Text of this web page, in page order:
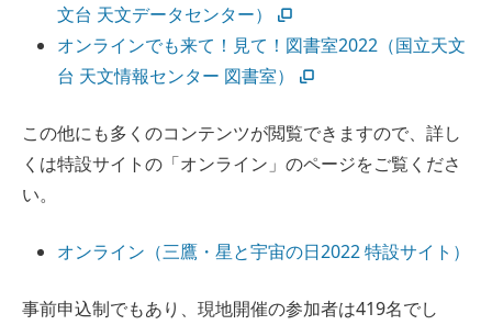
文台 天文データセンター）
オンラインでも来て！見て！図書室2022（国立天文
台 天文情報センター 図書室）
この他にも多くのコンテンツが閲覧できますので、詳し
くは特設サイトの「オンライン」のページをご覧くださ
い。
オンライン（三鷹・星と宇宙の日2022 特設サイト）
事前申込制でもあり、現地開催の参加者は419名でし